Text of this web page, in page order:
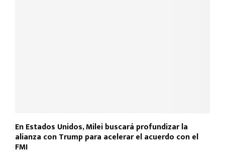
En Estados Unidos, Milei buscará profundizar la
alianza con Trump para acelerar el acuerdo con el
FMI